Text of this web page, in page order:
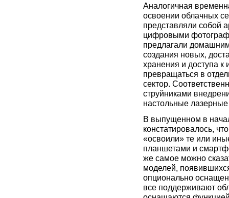
Аналогичная временн
освоении облачных
представляли собой
цифровыми
предлагали
создания новых,
хранения и доступа
превращаться в
сектор.
струйниками
настольные
В выпущенном в
констатировалось,
«освоили» те или
планшетами и
же самое можно
моделей,
опционально
все поддерживают